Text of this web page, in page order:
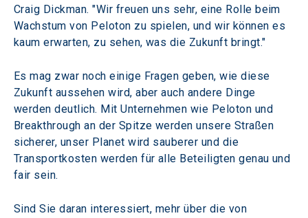
Craig Dickman. "Wir freuen uns sehr, eine Rolle beim
Wachstum von Peloton zu spielen, und wir können es
kaum erwarten, zu sehen, was die Zukunft bringt."
Es mag zwar noch einige Fragen geben, wie diese
Zukunft aussehen wird, aber auch andere Dinge
werden deutlich. Mit Unternehmen wie Peloton und
Breakthrough an der Spitze werden unsere Straßen
sicherer, unser Planet wird sauberer und die
Transportkosten werden für alle Beteiligten genau und
fair sein.
Sind Sie daran interessiert, mehr über die von